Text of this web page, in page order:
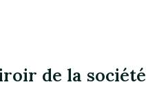
de la société